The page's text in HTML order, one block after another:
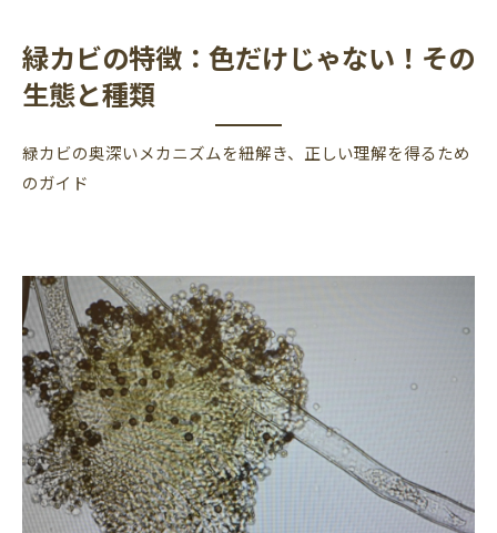
緑カビの特徴：色だけじゃない！その
生態と種類
緑カビの奥深いメカニズムを紐解き、正しい理解を得るため
のガイド